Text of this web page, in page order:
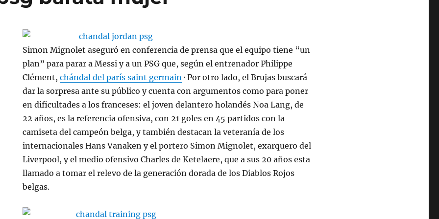
Simon Mignolet aseguró en conferencia de prensa que el equipo tiene “un
plan” para parar a Messi y a un PSG que, según el entrenador Philippe
Clément,chándal del parís saint germain · Por otro lado, el Brujas buscará
dar la sorpresa ante su público y cuenta con argumentos como para poner
en dificultades a los franceses: el joven delantero holandés Noa Lang, de
22 años, es la referencia ofensiva, con 21 goles en 45 partidos con la
camiseta del campeón belga, y también destacan la veteranía de los
internacionales Hans Vanaken y el portero Simon Mignolet, exarquero del
Liverpool, y el medio ofensivo Charles de Ketelaere, que a sus 20 años esta
llamado a tomar el relevo de la generación dorada de los Diablos Rojos
belgas.